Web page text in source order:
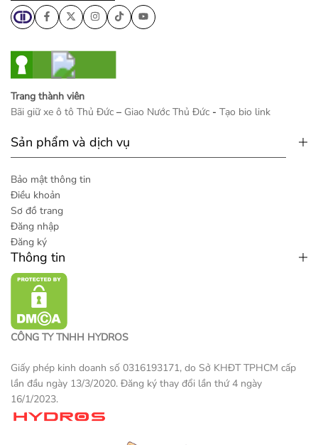
Trang thành viên
Bãi giữ xe ô tô Thủ Đức – Giao Nước Thủ Đức - Tạo bio link
Sản phẩm và dịch vụ
Bảo mật thông tin
Điều khoản
Sơ đồ trang
Đăng nhập
Đăng ký
Thông tin
CÔNG TY TNHH HYDROS
Giấy phép kinh doanh số 0316193171, do Sở KHĐT TPHCM cấp
lần đầu ngày 13/3/2020. Đăng ký thay đổi lần thứ 4 ngày
16/1/2023.